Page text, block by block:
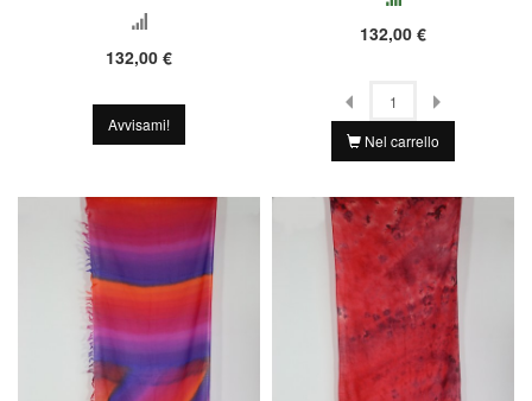
132,00 €
Avvisami!
132,00 €
Nel carrello